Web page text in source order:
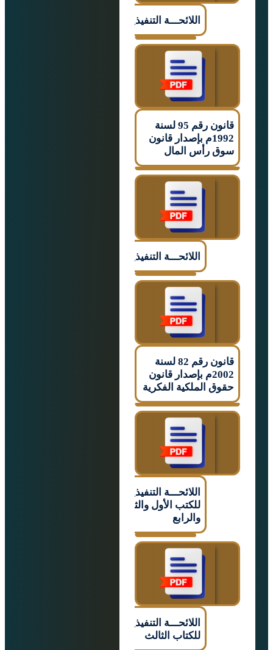
اللائحـــة التنفيذيـــــة
قانون رقم 95 لسنة
1992م بإصدار قانون
رأس المال
اللائحـــة التنفيذيـــــة
قانون رقم 82 لسنة
2002م بإصدار قانون
الملكية الفكرية
اللائحـــة التنفيذيـــــة
للكتب الأول والثاني
اللائحـــة التنفيذيـــــة